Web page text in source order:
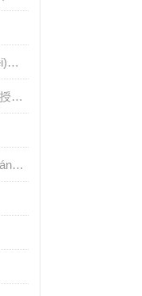
SSI Diagnostica國(guó)內(nèi)授權(quán)代理
G-biosciences國(guó)內(nèi)授權(quán)代理
Moltox國(guó)內(nèi)授權(quán)代理